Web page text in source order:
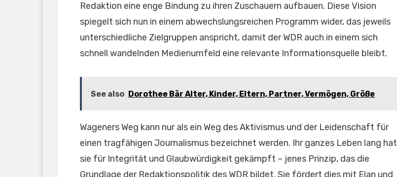
Redaktion eine enge Bindung zu ihren Zuschauern aufbauen. Diese Vision
spiegelt sich nun in einem abwechslungsreichen Programm wider, das jeweils
unterschiedliche Zielgruppen anspricht, damit der WDR auch in einem sich
schnell wandelnden Medienumfeld eine relevante Informationsquelle bleibt.
See also Dorothee Bär Alter, Kinder, Eltern, Partner, Vermögen, Größe
Wageners Weg kann nur als ein Weg des Aktivismus und der Leidenschaft für
einen tragfähigen Journalismus bezeichnet werden. Ihr ganzes Leben lang hat
sie für Integrität und Glaubwürdigkeit gekämpft – jenes Prinzip, das die
Grundlage der Redaktionspolitik des WDR bildet. Sie fördert dies mit Elan und